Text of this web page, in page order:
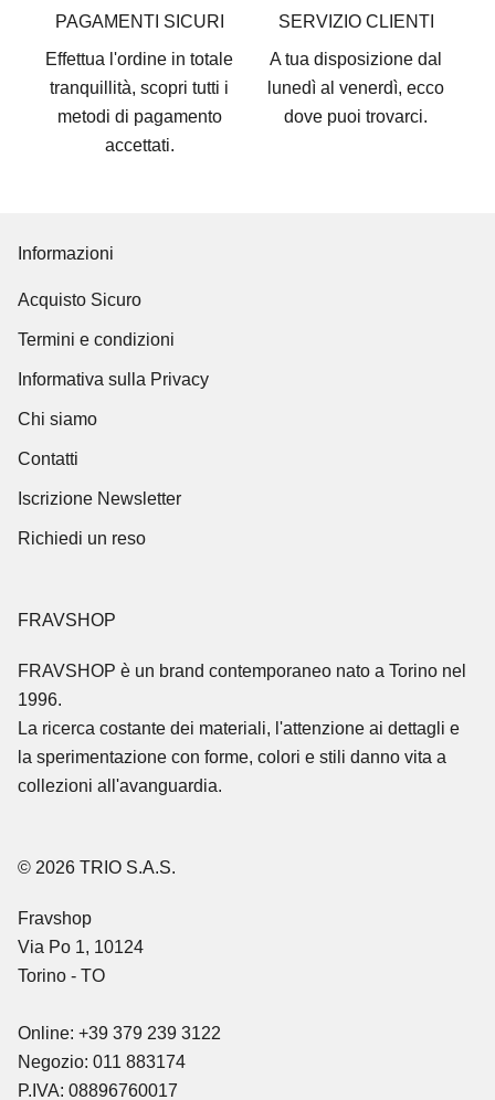
PAGAMENTI SICURI
Effettua l'ordine in totale
tranquillità, scopri tutti i
metodi di pagamento
accettati.
SERVIZIO CLIENTI
A tua disposizione dal
lunedì al venerdì, ecco
dove puoi trovarci.
Informazioni
Acquisto Sicuro
Termini e condizioni
Informativa sulla Privacy
Chi siamo
Contatti
Iscrizione Newsletter
Richiedi un reso
FRAVSHOP
FRAVSHOP è un brand contemporaneo nato a Torino nel
1996.
La ricerca costante dei materiali, l'attenzione ai dettagli e
la sperimentazione con forme, colori e stili danno vita a
collezioni all'avanguardia.
© 2026 TRIO S.A.S.
Fravshop
Via Po 1, 10124
Torino - TO
Online: +39 379 239 3122
Negozio: 011 883174
P.IVA: 08896760017